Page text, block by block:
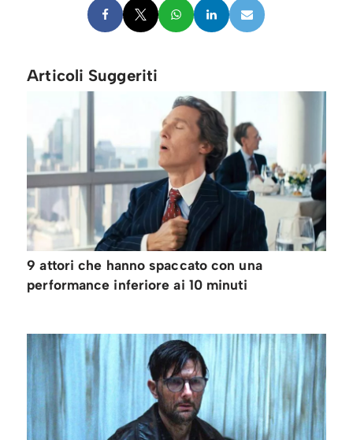
Articoli Suggeriti
9 attori che hanno spaccato con una
performance inferiore ai 10 minuti